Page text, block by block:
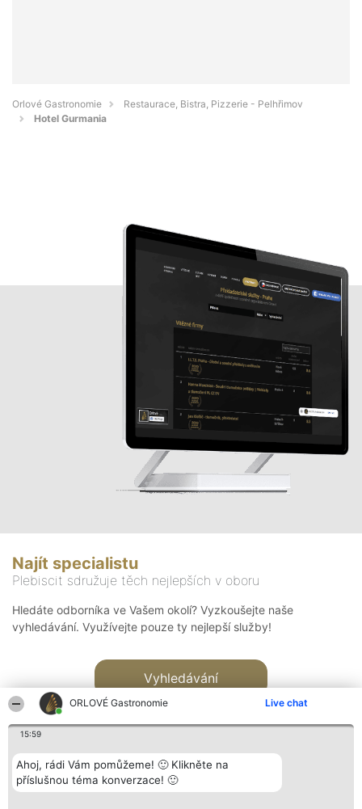
ORLOVÉ Gastronomie Live chat
15:59
Ahoj, rádi Vám pomůžeme! 🙂 Klikněte na
příslušnou téma konverzace! 🙂
Orlové Gastronomie
Restaurace, Bistra, Pizzerie - Pelhřimov
Hotel Gurmania
Najít specialistu
Plebiscit sdružuje těch nejlepších v oboru
Hledáte odborníka ve Vašem okolí? Vyzkoušejte naše
vyhledávání. Využívejte pouze ty nejlepší služby!
Vyhledávání